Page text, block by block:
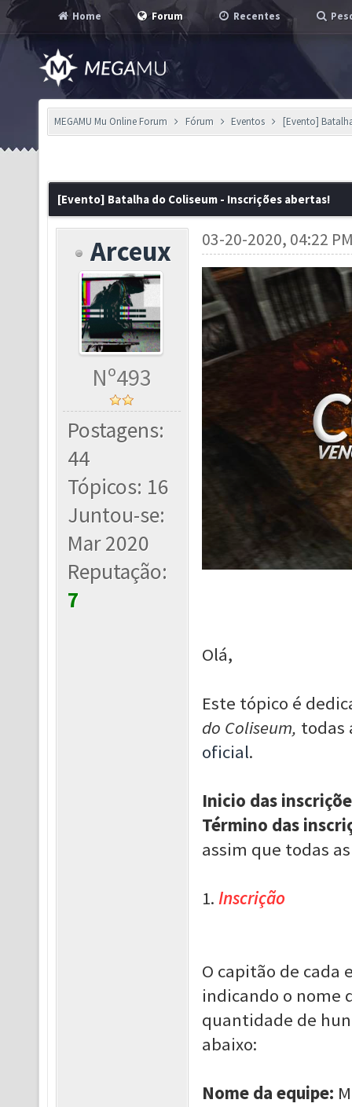
Home Forum Recentes
MEGAMU Mu Online Forum Fórum Eventos [Evento]
[Evento] Batalha do Coliseum - Inscrições abertas!
Arceux
Nº493
Postagens:
44
Tópicos: 16
Juntou-se:
Mar 2020
Reputação:
7
03-20-2020, 04:22
Olá,
Este tópico é
do Coliseum, todas
oficial.
Inicio das
Término das
assim que todas
1. Inscrição
O capitão de cada
indicando o nome
quantidade de
abaixo:
Nome da equipe: